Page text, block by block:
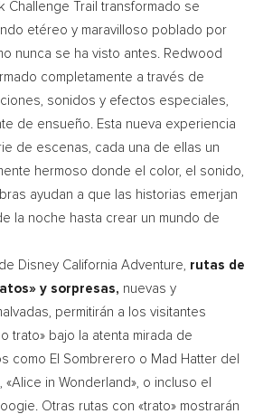
Challenge Trail transformado se
etéreo y maravilloso poblado por
nunca se ha visto antes. Redwood
completamente a través de
sonidos y efectos especiales,
de ensueño. Esta nueva experiencia
de escenas, cada una de ellas un
hermoso donde el color, el sonido,
ayudan a que las historias emerjan
la noche hasta crear un mundo de
Disney California Adventure, rutas de
y sorpresas, nuevas y
permitirán a los visitantes
trato» bajo la atenta mirada de
como El Sombrerero o Mad Hatter del
, «Alice in Wonderland», o incluso el
Otras rutas con «trato» mostrarán